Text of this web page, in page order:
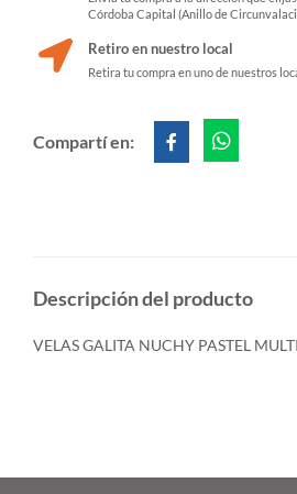
Córdoba Capital (Anillo de
Retiro en nuestro local
Retira tu compra en uno de nuestros
Compartí en:
Descripción del producto
VELAS GALITA NUCHY PASTEL